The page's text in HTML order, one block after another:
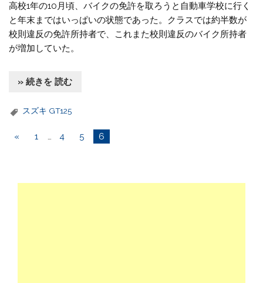
高校1年の10月頃、バイクの免許を取ろうと自動車学校に行く
と年末まではいっぱいの状態であった。クラスでは約半数が
校則違反の免許所持者で、これまた校則違反のバイク所持者
が増加していた。
» 続きを 読む
スズキ GT125
« 1 … 4 5 6